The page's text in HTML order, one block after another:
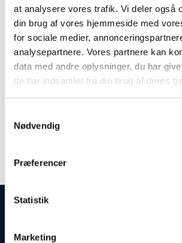
at analysere vores trafik. Vi deler også
din brug af vores hjemmeside med
for sociale medier,
analysepartnere. Vores partnere kan
data med andre oplysninger, du har
de har indsamlet fra din brug af deres
Nødvendig
Præferencer
Statistik
Marketing
Fra kl. 21.00 spiller DJ – Søren
loungetoner og remixes. Musikken og
lokalet transformeres fra
cocktaillounge med stjerner på
fascineres af loungens betagende
glasloft, de rå murstens vægge,
plankeborde og skønne sofamiljøer.
Se mere på megalounge.dk